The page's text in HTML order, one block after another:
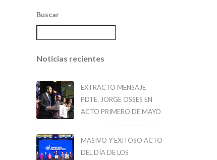
Buscar
Noticias recientes
EXTRACTO MENSAJE
PDTE. JORGE OSSES EN
ACTO PRIMERO DE MAYO
MASIVO Y EXITOSO ACTO
DEL DÍA DE LOS